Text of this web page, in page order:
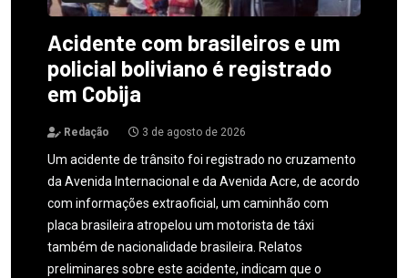
Acidente com brasileiros e um
policial boliviano é registrado
em Cobija
Redação 3 de agosto de 2026
Um acidente de trânsito foi registrado no cruzamento
da Avenida Internacional e da Avenida Acre, de acordo
com informações extraoficial, um caminhão com
placa brasileira atropelou um motorista de táxi
também de nacionalidade brasileira. Relatos
preliminares sobre este acidente, indicam que o